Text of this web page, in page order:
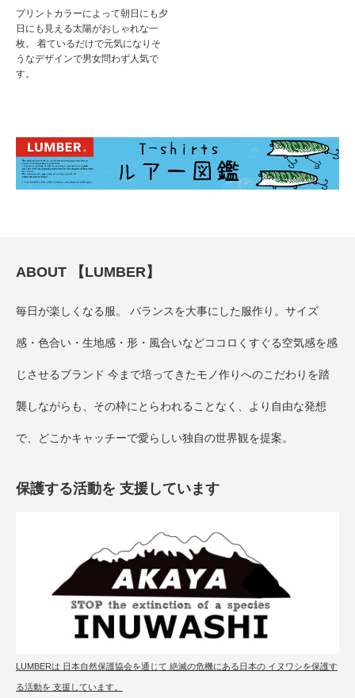
プリントカラーによって朝日にも夕
日にも見える太陽がおしゃれな一
枚。 着ているだけで元気になりそ
うなデザインで男女問わず人気で
す。
ABOUT 【LUMBER】
毎日が楽しくなる服。 バランスを大事にした服作り。サイズ
感・色合い・生地感・形・風合いなどココロくすぐる空気感を感
じさせるブランド 今まで培ってきたモノ作りへのこだわりを踏
襲しながらも、その枠にとらわれることなく、より自由な発想
で、どこかキャッチーで愛らしい独自の世界観を提案。
保護する活動を 支援しています
LUMBERは 日本自然保護協会を通じて 絶滅の危機にある日本の イヌワシを保護す
る活動を 支援しています。